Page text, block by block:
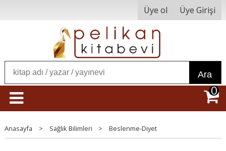
Üye ol Üye Girişi
Ara
0
Anasayfa > Sağlık Bilimleri > Beslenme-Diyet